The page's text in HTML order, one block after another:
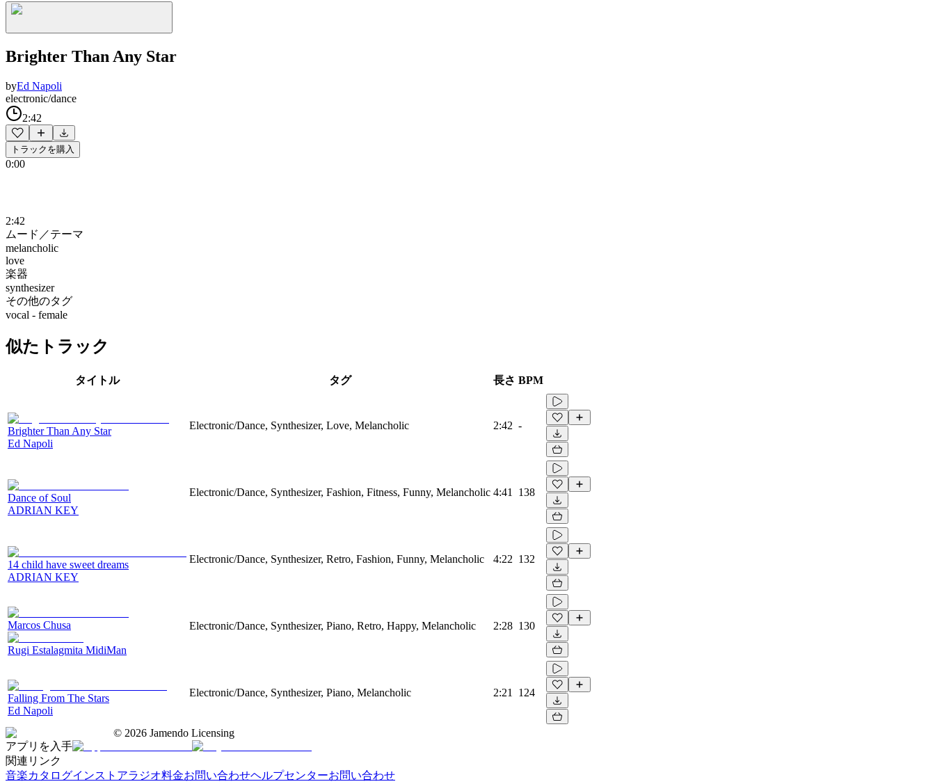
Brighter Than Any Star
byEd Napoli
electronic/dance
2:42
トラックを購入
0:00
2:42
ムード／テーマ
melancholic
love
楽器
synthesizer
その他のタグ
vocal - female
似たトラック
タイトル タグ 長さ BPM
Brighter Than Any Star
Ed Napoli
Electronic/Dance, Synthesizer, Love, Melancholic 2:42 -
Dance of Soul
ADRIAN KEY
Electronic/Dance, Synthesizer, Fashion, Fitness, Funny, Melancholic 4:41 138
14 child have sweet dreams
ADRIAN KEY
Electronic/Dance, Synthesizer, Retro, Fashion, Funny, Melancholic 4:22 132
Marcos Chusa
Rugi Estalagmita MidiMan
Electronic/Dance, Synthesizer, Piano, Retro, Happy, Melancholic 2:28 130
Falling From The Stars
Ed Napoli
Electronic/Dance, Synthesizer, Piano, Melancholic 2:21 124
© 2026 Jamendo Licensing
アプリを入手
関連リンク
音楽カタログインストアラジオ料金お問い合わせヘルプセンターお問い合わせ